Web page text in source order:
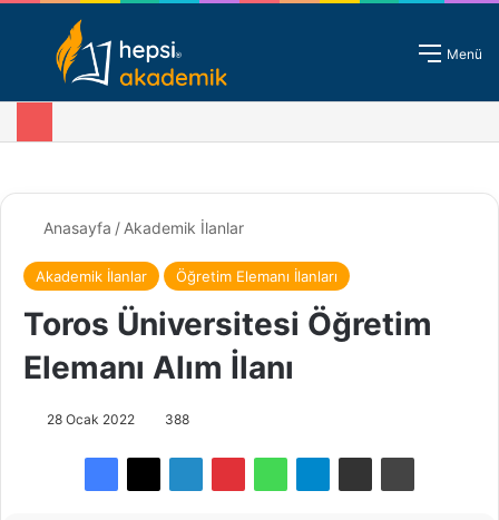
Giriş - Kayıt Menü
Anasayfa / Akademik İlanlar
Akademik İlanlar Öğretim Elemanı İlanları
Toros Üniversitesi Öğretim
Elemanı Alım İlanı
28 Ocak 2022 388